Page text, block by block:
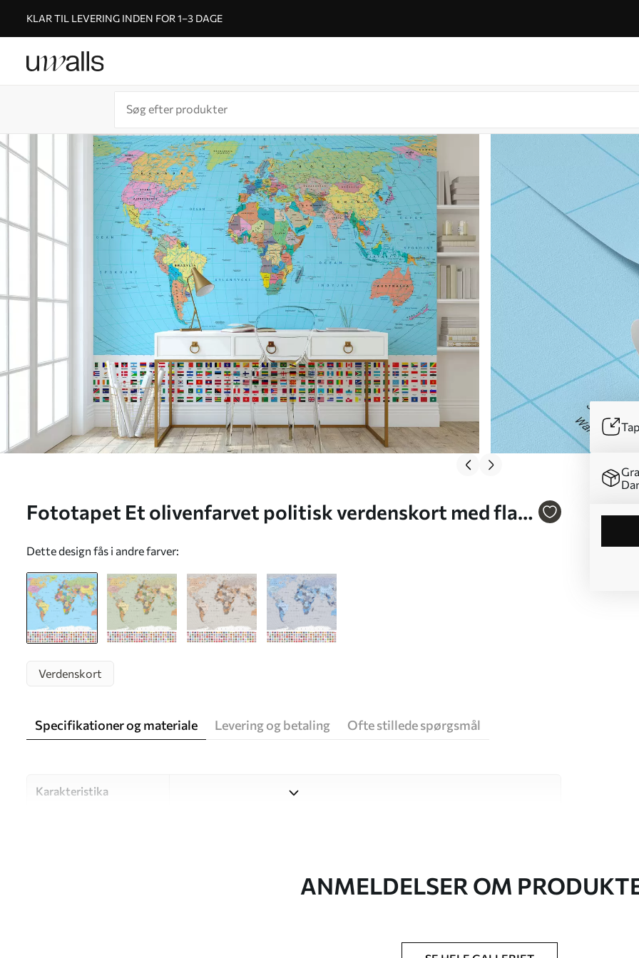
KLAR TIL LEVERING INDEN FOR 1–3 DAGE
Fototapet Et olivenfarvet politisk verdenskort med flag
Dette design fås i andre farver:
Verdenskort
Specifikationer og materiale Levering og betaling Ofte stillede spørgsmål
Karakteristika
ANMELDELSER OM